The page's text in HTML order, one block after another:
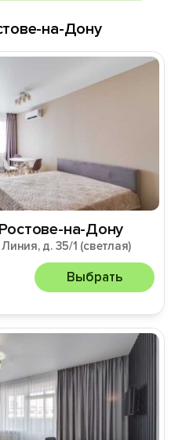
на-Дону
на-Дону
д. 35/1 (светлая)
Выбрать